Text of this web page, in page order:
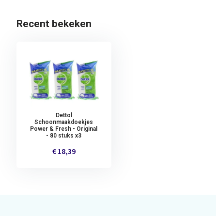
Recent bekeken
Dettol
Schoonmaakdoekjes
Power & Fresh - Original
- 80 stuks x3
€ 18,39